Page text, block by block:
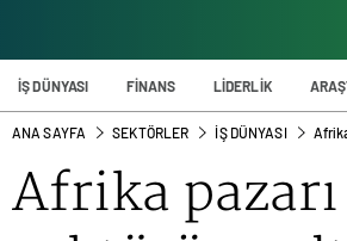
İŞ DÜNYASI FİNANS LİDERLİK
ANA SAYFA SEKTÖRLER İŞ DÜNYASI
Afrika